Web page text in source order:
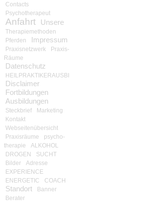
Contacts
Psychotherapeut
Anfahrt Unsere
Therapiemethoden
Pferden
Impressum
Praxisnetzwerk
Praxis-
Räume
Datenschutz
HEILPRAKTIKERAUSBILDUNG
Disclaimer
Fortbildungen
Ausbildungen
Steckbrief
Marketing
Kontakt
Webseitenübersicht
Praxisräume
psycho-
therapie
ALKOHOL
DROGEN
SUCHT
Bilder
Adresse
EXPERIENCE
ENERGETIC
COACH
Standort
Banner
Berater